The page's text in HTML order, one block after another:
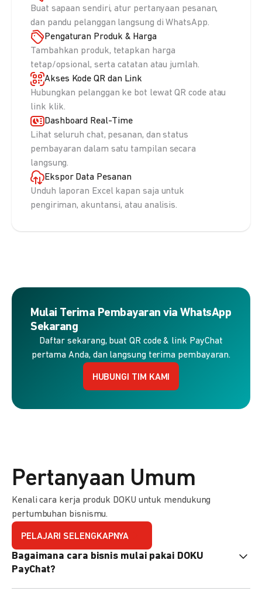
Buat sapaan sendiri, atur pertanyaan pesanan,
dan pandu pelanggan langsung di WhatsApp.
Pengaturan Produk & Harga
Tambahkan produk, tetapkan harga
tetap/opsional, serta catatan atau jumlah.
Akses Kode QR dan Link
Hubungkan pelanggan ke bot lewat QR code atau
link klik.
Dashboard Real-Time
Lihat seluruh chat, pesanan, dan status
pembayaran dalam satu tampilan secara
langsung.
Ekspor Data Pesanan
Unduh laporan Excel kapan saja untuk
pengiriman, akuntansi, atau analisis.
Mulai Terima Pembayaran via WhatsApp
Sekarang
Daftar sekarang, buat QR code & link PayChat
pertama Anda, dan langsung terima pembayaran.
HUBUNGI TIM KAMI
Pertanyaan Umum
Kenali cara kerja produk DOKU untuk mendukung
pertumbuhan bisnismu.
PELAJARI SELENGKAPNYA
Bagaimana cara bisnis mulai pakai DOKU
PayChat?